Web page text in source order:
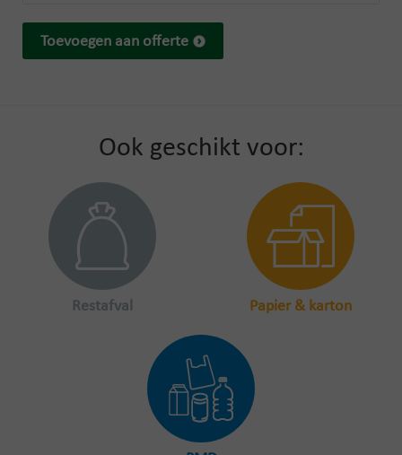
Toevoegen aan offerte
Ook geschikt voor:
Restafval Papier & karton